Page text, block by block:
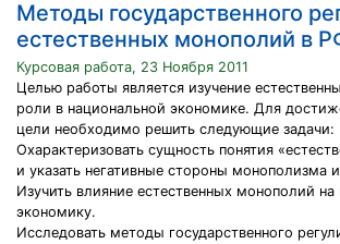
Методы государственного
естественных монополий в
Курсовая работа, 23 Ноября 2011
Целью работы является изучение
роли в национальной экономике. Для
цели необходимо решить следующие задачи:
Охарактеризовать сущность понятия
и указать негативные стороны монополизма
Изучить влияние естественных монополий
экономику.
Исследовать методы государственного